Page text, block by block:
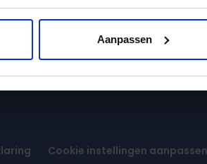
Aanpassen
Rijswijk
Vacatures
Cookie instellingen aanpassen